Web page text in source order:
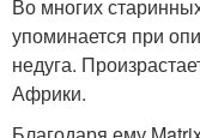
Во многих
упоминается при
недуга.
Африки.